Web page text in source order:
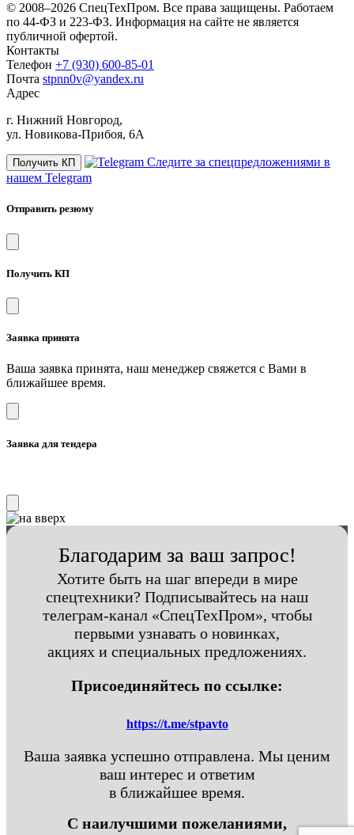
© 2008–2026 СпецТехПром. Все права защищены. Работаем
по 44-ФЗ и 223-ФЗ. Информация на сайте не является
публичной офертой.
Контакты
Телефон +7 (930) 600-85-01
Почта stpnn0v@yandex.ru
Адрес
г. Нижний Новгород,
ул. Новикова-Прибоя, 6А
Получить КП
Следите за спецпредложениями в
нашем Telegram
Отправить резюму
Получить КП
Заявка принята
Ваша заявка принята, наш менеджер свяжется с Вами в
ближайшее время.
Заявка для тендера
Благодарим за ваш запрос!
Хотите быть на шаг впереди в мире
спецтехники? Подписывайтесь на наш
телеграм-канал «СпецТехПром», чтобы
первыми узнавать о новинках,
акциях и специальных предложениях.
Присоединяйтесь по ссылке:
https://t.me/stpavto
Ваша заявка успешно отправлена. Мы ценим
ваш интерес и ответим
в ближайшее время.
С наилучшими пожеланиями,